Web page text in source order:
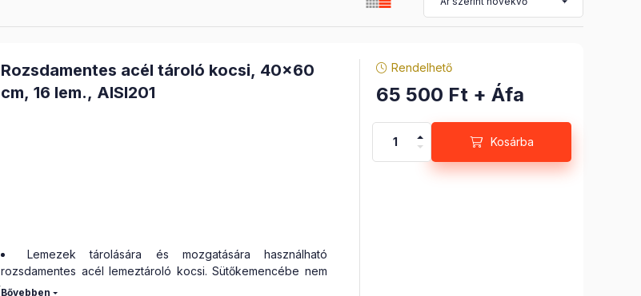
Rozsdamentes acél tároló kocsi, 40x60
cm, 16 lem., AISI201
Lemezek tárolására és mozgatására használható
rozsdamentes acél lemeztároló kocsi. Sütőkemencébe nem
tolható be, nem hőálló kerekekkel van felszerelve.
Rendelhető
65 500 Ft + Áfa
Kosárba